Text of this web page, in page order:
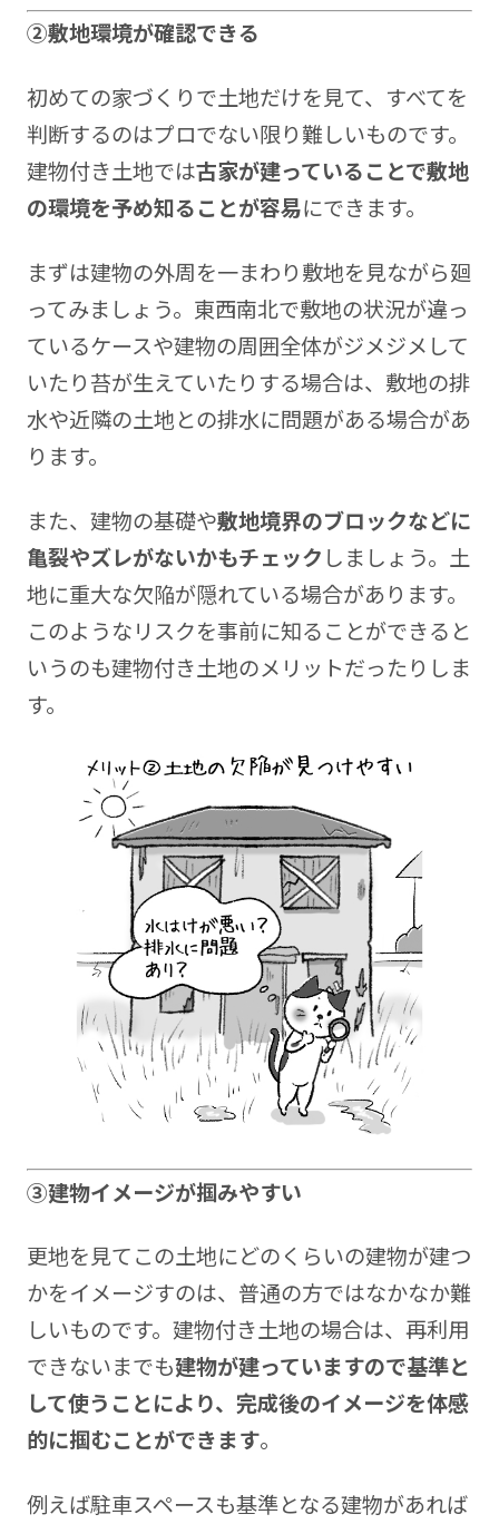
②敷地環境が確認できる
初めての家づくりで土地だけを見て、すべてを
判断するのはプロでない限り難しいものです。
建物付き土地では古家が建っていることで敷地
の環境を予め知ることが容易にできます。
まずは建物の外周を一まわり敷地を見ながら廻
ってみましょう。東西南北で敷地の状況が違っ
ているケースや建物の周囲全体がジメジメして
いたり苔が生えていたりする場合は、敷地の排
水や近隣の土地との排水に問題がある場合があ
ります。
また、建物の基礎や敷地境界のブロックなどに
亀裂やズレがないかもチェック しましょう。土
地に重大な欠陥が隠れている場合があります。
このようなリスクを事前に知ることができると
いうのも建物付き土地のメリットだったりしま
す。
③建物イメージが掴みやすい
更地を見てこの土地にどのくらいの建物が建つ
かをイメージすのは、普通の方ではなかなか難
しいものです。建物付き土地の場合は、再利用
できないまでも建物が建っていますので基準と
して使うことにより、完成後のイメージを体感
的に掴むことができます。
例えば駐車スペースも基準となる建物があれば